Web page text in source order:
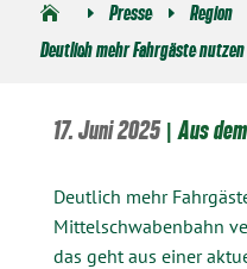
E Presse E Region
Deutlich mehr Fahrgäste
17. Juni 2025|Aus
Deutlich mehr
Mittelschwabenbahn
das geht aus einer